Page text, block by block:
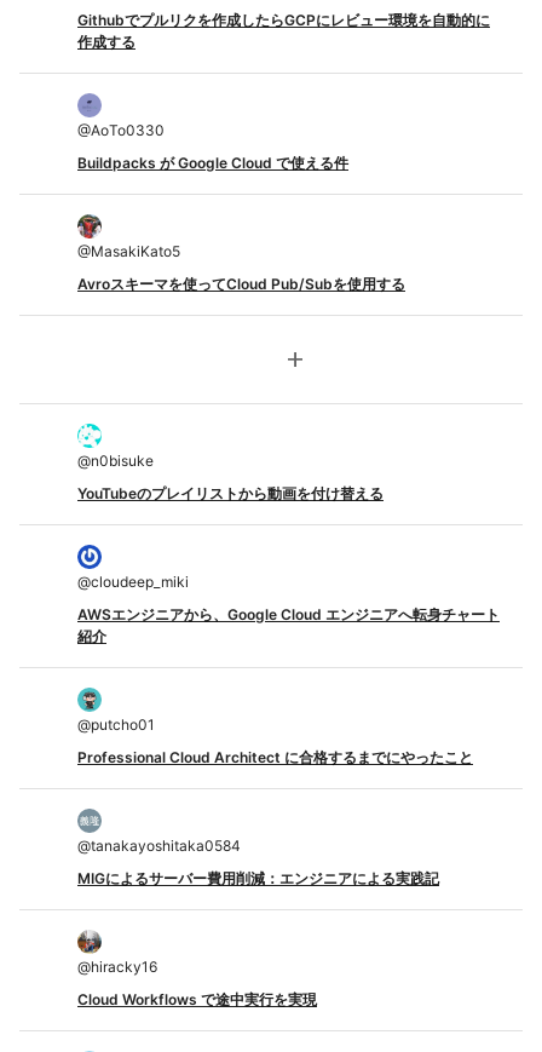
Githubでプルリクを作成したらGCPにレビュー環境を自動的に
作成する
@AoTo0330
Buildpacks が Google Cloud で使える件
@MasakiKato5
Avroスキーマを使ってCloud Pub/Subを使用する
add
@n0bisuke
YouTubeのプレイリストから動画を付け替える
@cloudeep_miki
AWSエンジニアから、Google Cloud エンジニアへ転身チャート
紹介
@putcho01
Professional Cloud Architect に合格するまでにやったこと
@tanakayoshitaka0584
MIGによるサーバー費用削減：エンジニアによる実践記
@hiracky16
Cloud Workflows で途中実行を実現